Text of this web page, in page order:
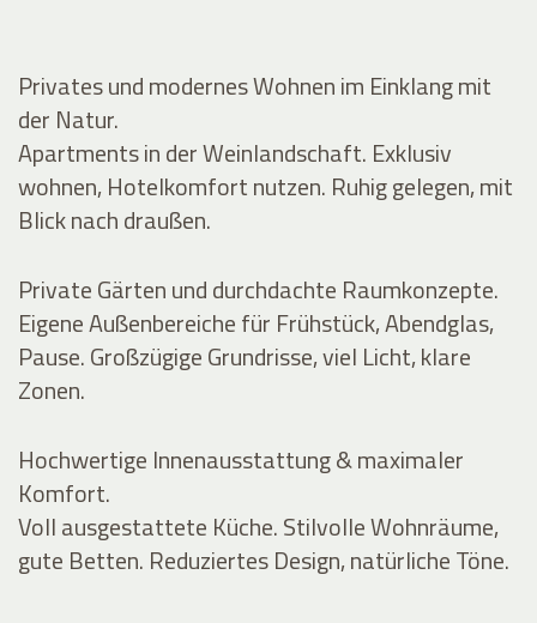
Privates und modernes Wohnen im Einklang mit
der Natur.
Apartments in der Weinlandschaft. Exklusiv
wohnen, Hotelkomfort nutzen. Ruhig gelegen, mit
Blick nach draußen.
Private Gärten und durchdachte Raumkonzepte.
Eigene Außenbereiche für Frühstück, Abendglas,
Pause. Großzügige Grundrisse, viel Licht, klare
Zonen.
Hochwertige Innenausstattung & maximaler
Komfort.
Voll ausgestattete Küche. Stilvolle Wohnräume,
gute Betten. Reduziertes Design, natürliche Töne.